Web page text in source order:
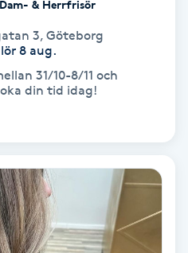
& Herrfrisör
3, Göteborg
8 aug.
31/10-8/11 och
din tid idag!